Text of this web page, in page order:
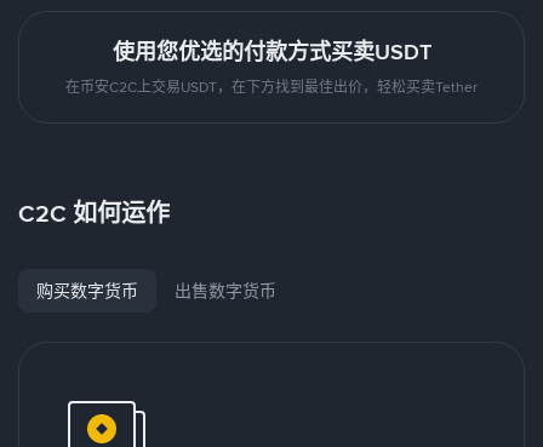
使用您优选的付款方式买卖USDT
在币安C2C上交易USDT，在下方找到最佳出价，轻松买卖Tether
C2C 如何运作
购买数字货币 出售数字货币